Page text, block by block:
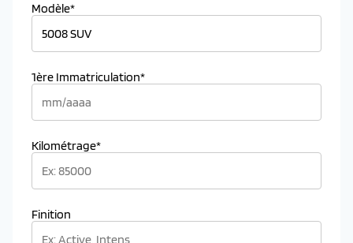
Modèle*
1ère Immatriculation*
Kilométrage*
Finition